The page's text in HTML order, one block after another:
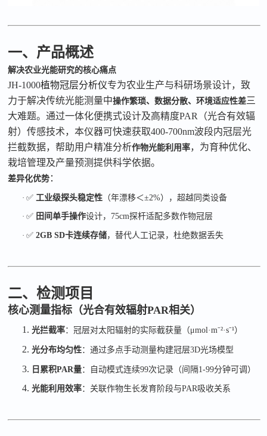
一、产品概述
解决农业光能研究的核心痛点
JH-1000植物冠层分析仪专为农业生产与科研场景设计，致
力于解决传统光能测量中操作繁琐、数据分散、环境适应性差三
大难题。通过一体化便携式设计及高精度PAR
（光合有效辐
射）传感技术，本仪器可快速获取400-700nm波段内冠层光
拦截数据，帮助用户精准分析作物光能利用率，为育种优化、
栽培管理及产量预测提供科学依据。
差异化优势 ：
·✅ 工业级探头稳定性 （年漂移＜±2%），超越同类设备
·✅ 田间单手操作设计， 75cm探杆适配多数作物冠层
·✅2GB SD卡连续存储，替代人工记录，杜绝数据丢失
二、检测项目
核心测量指标（光合有效辐射PAR相关）
1.光拦截率：冠层对太阳辐射的实际截获量（μmol·m⁻²·s⁻¹）
2.光分布均匀性：通过多点手动测量构建冠层3D光场模型
3. 日累积PAR量：自动模式连续99次记录（间隔1-99分钟可调）
4.光能利用效率：关联作物生长发育阶段与PAR吸收关系